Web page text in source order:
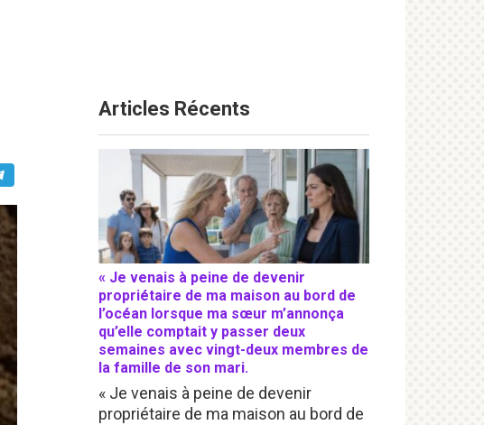
Articles Récents
« Je venais à peine de devenir
propriétaire de ma maison au bord de
l’océan lorsque ma sœur m’annonça
qu’elle comptait y passer deux
semaines avec vingt-deux membres de
la famille de son mari.
« Je venais à peine de devenir
propriétaire de ma maison au bord de